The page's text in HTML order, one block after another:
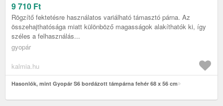
9 710 Ft
Rögzítő fektetésre használatos variálható támasztó párna. Az
összehajthatósága miatt különböző magasságok alakíthatók ki, így
széles a felhasználás...
gyopár
kalmia.hu
Hasonlók, mint Gyopár S6 bordázott támpárna fehér 68 x 56 cm